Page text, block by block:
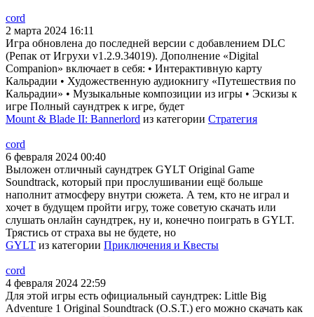
cord
2 марта 2024 16:11
Игра обновлена до последней версии с добавлением DLC
(Репак от Игрухи v1.2.9.34019). Дополнение «Digital
Companion» включает в себя: • Интерактивную карту
Кальрадии • Художественную аудиокнигу «Путешествия по
Кальрадии» • Музыкальные композиции из игры • Эскизы к
игре Полный саундтрек к игре, будет
Mount & Blade II: Bannerlord из категории Стратегия
cord
6 февраля 2024 00:40
Выложен отличный саундтрек GYLT Original Game
Soundtrack, который при прослушивании ещё больше
наполнит атмосферу внутри сюжета. А тем, кто не играл и
хочет в будущем пройти игру, тоже советую скачать или
слушать онлайн саундтрек, ну и, конечно поиграть в GYLT.
Трястись от страха вы не будете, но
GYLT из категории Приключения и Квесты
cord
4 февраля 2024 22:59
Для этой игры есть официальный саундтрек: Little Big
Adventure 1 Original Soundtrack (O.S.T.) его можно скачать как